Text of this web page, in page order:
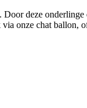
deze
onze chat ballon,